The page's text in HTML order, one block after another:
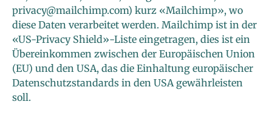
privacy@mailchimp.com) kurz «Mailchimp», wo
diese Daten verarbeitet werden. Mailchimp ist in der
«US-Privacy Shield»-Liste eingetragen, dies ist ein
Übereinkommen zwischen der Europäischen Union
(EU) und den USA, das die Einhaltung europäischer
Datenschutzstandards in den USA gewährleisten
soll.